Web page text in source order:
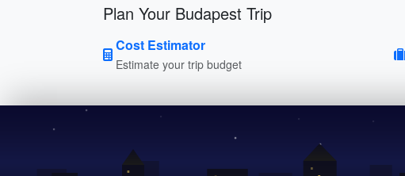
Plan Your Budapest Trip
Cost Estimator
Estimate your trip budget